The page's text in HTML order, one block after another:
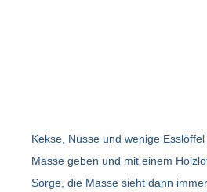
Kekse, Nüsse und wenige
Masse geben und mit einem
Sorge, die Masse sieht dann